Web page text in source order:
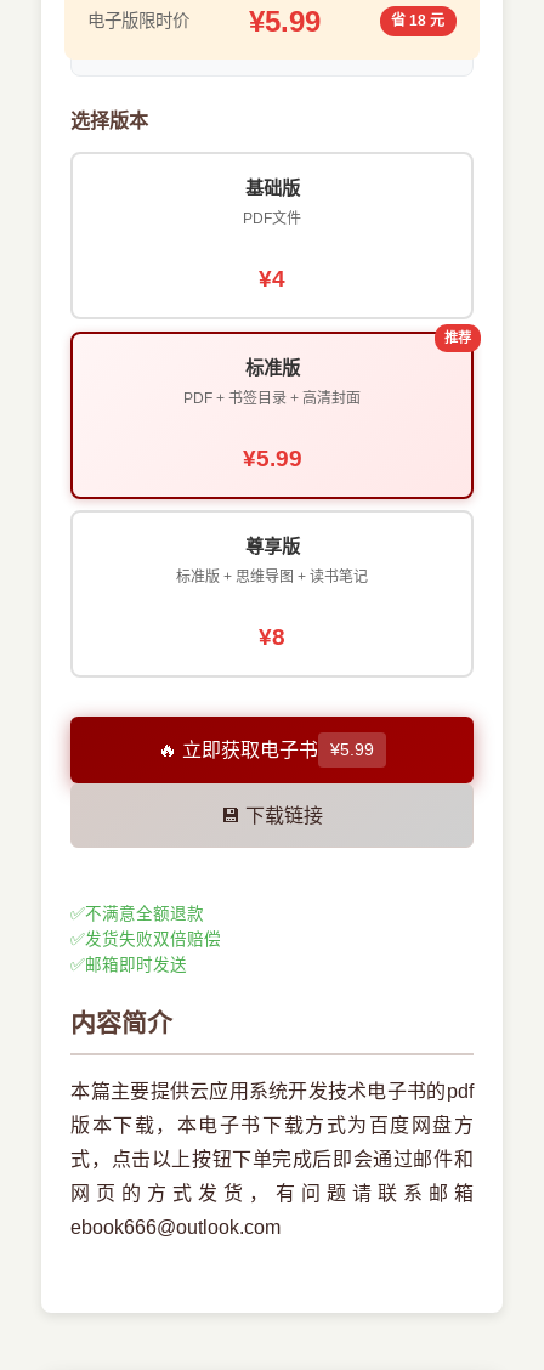
电子版限时价 ¥5.99 省 18 元
选择版本
基础版
PDF文件
¥4
推荐
标准版
PDF + 书签目录 + 高清封面
¥5.99
尊享版
标准版 + 思维导图 + 读书笔记
¥8
🔥 立即获取电子书 ¥5.99
💾 下载链接
✅不满意全额退款
✅发货失败双倍赔偿
✅邮箱即时发送
内容简介
本篇主要提供云应用系统开发技术电子书的pdf
版本下载，本电子书下载方式为百度网盘方
式，点击以上按钮下单完成后即会通过邮件和
网页的方式发货，有问题请联系邮箱
ebook666@outlook.com